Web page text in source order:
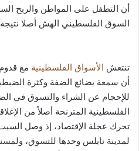
أن التطفل على المواطن والربح
السوق الفلسطيني الهش أصلا
تنتعش الأسواق الفلسطينية مع
أن سمعة بضائع الضفة وكثرة
للإحجام عن الشراء والتسوق في
الفلسطينية المترنحة أصلاً من
لمدينة نابلس وحدها للتسوق،